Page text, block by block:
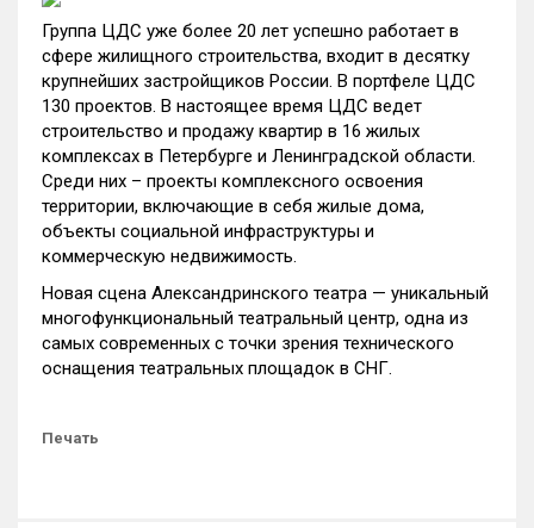
Группа ЦДС уже более 20 лет успешно работает в
сфере жилищного строительства, входит в десятку
крупнейших застройщиков России. В портфеле ЦДС
130 проектов. В настоящее время ЦДС ведет
строительство и продажу квартир в 16 жилых
комплексах в Петербурге и Ленинградской области.
Среди них – проекты комплексного освоения
территории, включающие в себя жилые дома,
объекты социальной инфраструктуры и
коммерческую недвижимость.
Новая сцена Александринского театра — уникальный
многофункциональный театральный центр, одна из
самых современных с точки зрения технического
оснащения театральных площадок в СНГ.
Печать